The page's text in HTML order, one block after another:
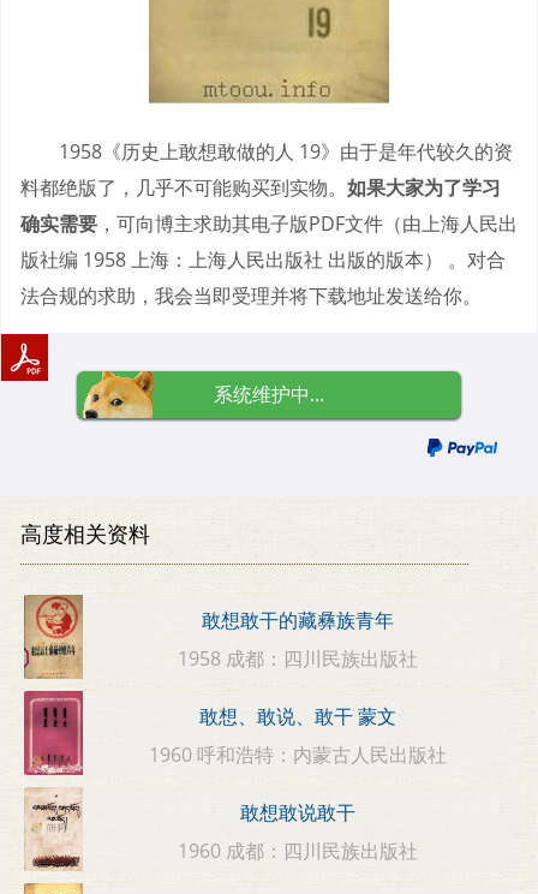
1958《历史上敢想敢做的人 19》由于是年代较久的资
料都绝版了，几乎不可能购买到实物。 如果大家为了学习
确实需要 ，可向博主求助其电子版PDF文件（由上海人民出
版社编 1958 上海：上海人民出版社 出版的版本） 。对合
法合规的求助，我会当即受理并将下载地址发送给你。
系统维护中...
高度相关资料
敢想敢干的藏彝族青年
1958 成都：四川民族出版社
敢想、敢说、敢干 蒙文
1960 呼和浩特：内蒙古人民出版社
敢想敢说敢干
1960 成都：四川民族出版社